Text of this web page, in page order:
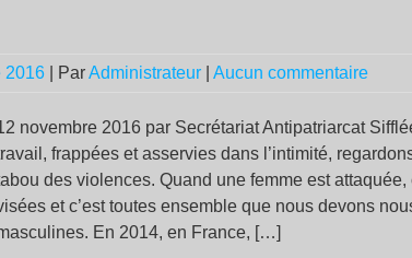
2016 | ParAdministrateur Aucun commentaire
novembre 2016 par Secrétariat Antipatriarcat
frappées et asservies dans l’intimité,
des violences. Quand une femme est attaquée,
et c’est toutes ensemble que nous devons
En 2014, en France, […]